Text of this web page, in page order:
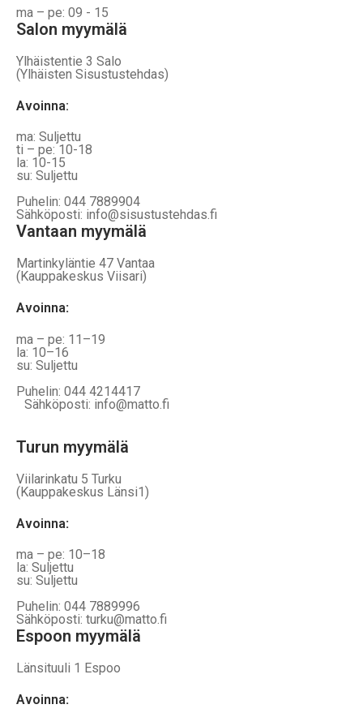
ma – pe: 09 - 15
Salon myymälä
Ylhäistentie 3 Salo
(Ylhäisten Sisustustehdas)
Avoinna:
ma: Suljettu
ti – pe: 10-18
la: 10-15
su: Suljettu
Puhelin: 044 7889904
Sähköposti: info@sisustustehdas.fi
Vantaan myymälä
Martinkyläntie 47 Vantaa
(Kauppakeskus Viisari)
Avoinna:
ma – pe: 11–19
la: 10–16
su: Suljettu
Puhelin: 044 4214417
Sähköposti: info@matto.fi
Turun myymälä
Viilarinkatu 5 Turku
(Kauppakeskus Länsi1)
Avoinna:
ma – pe: 10–18
la: Suljettu
su: Suljettu
Puhelin: 044 7889996
Sähköposti: turku@matto.fi
Espoon myymälä
Länsituuli 1 Espoo
Avoinna: